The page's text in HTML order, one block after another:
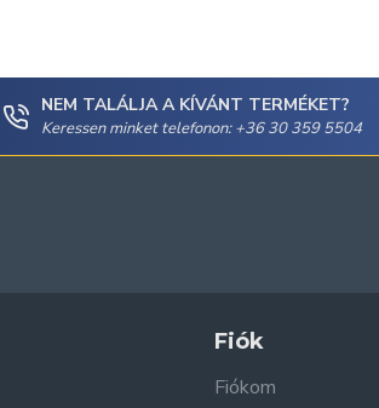
NEM TALÁLJA A KÍVÁNT TERMÉKET?
Keressen minket telefonon: +36 30 359 5504
Fiók
Fiókom